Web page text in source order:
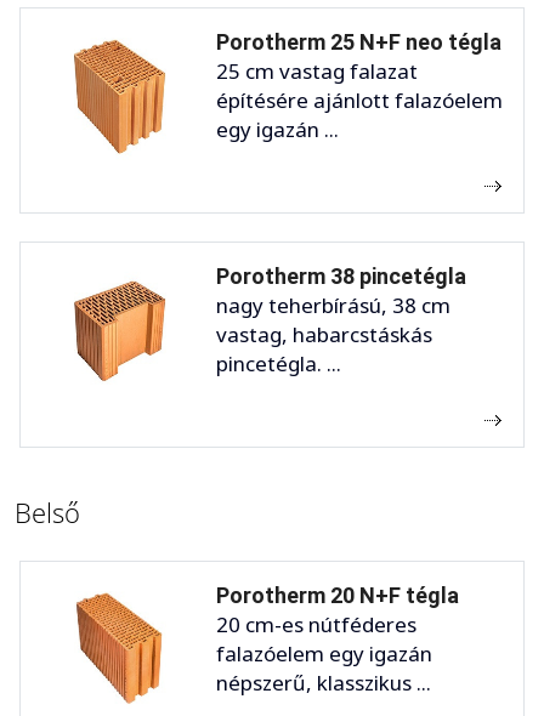
Porotherm 25 N+F neo tégla
25 cm vastag falazat
építésére ajánlott falazóelem
egy igazán ...
Porotherm 38 pincetégla
nagy teherbírású, 38 cm
vastag, habarcstáskás
pincetégla. ...
Belső
Porotherm 20 N+F tégla
20 cm-es nútféderes
falazóelem egy igazán
népszerű, klasszikus ...